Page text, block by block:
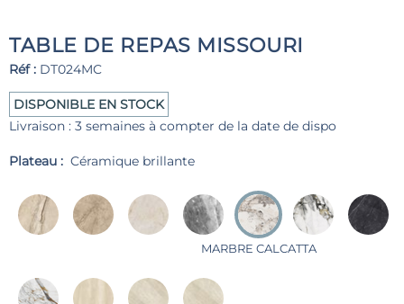
TABLE DE REPAS MISSOURI
Réf : DT024MC
DISPONIBLE EN STOCK
Livraison : 3 semaines à compter de la date de dispo
Plateau : Céramique brillante
MARBRE CALCATTA